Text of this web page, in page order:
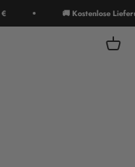
🚚 Kostenlose